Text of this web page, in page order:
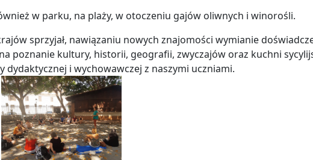
w parku, na plaży, w otoczeniu gajów oliwnych i winorośli.
sprzyjał, nawiązaniu nowych znajomości wymianie
poznanie kultury, historii, geografii, zwyczajów oraz kuchni
i wychowawczej z naszymi uczniami.